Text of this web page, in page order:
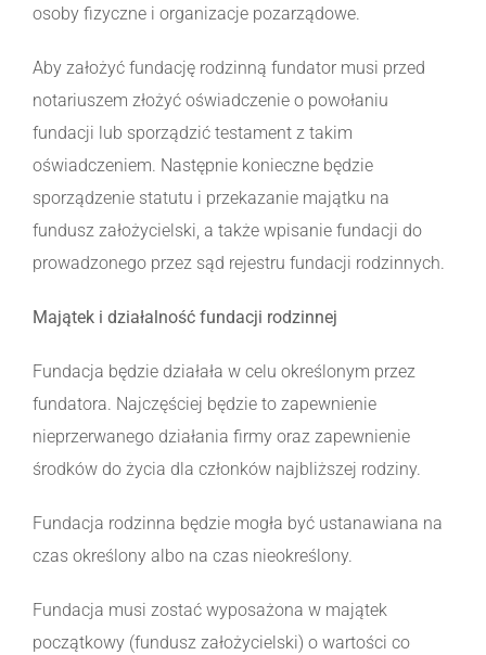
osoby fizyczne i organizacje pozarządowe.
Aby założyć fundację rodzinną fundator musi przed
notariuszem złożyć oświadczenie o powołaniu
fundacji lub sporządzić testament z takim
oświadczeniem. Następnie konieczne będzie
sporządzenie statutu i przekazanie majątku na
fundusz założycielski, a także wpisanie fundacji do
prowadzonego przez sąd rejestru fundacji rodzinnych.
Majątek i działalność fundacji rodzinnej
Fundacja będzie działała w celu określonym przez
fundatora. Najczęściej będzie to zapewnienie
nieprzerwanego działania firmy oraz zapewnienie
środków do życia dla członków najbliższej rodziny.
Fundacja rodzinna będzie mogła być ustanawiana na
czas określony albo na czas nieokreślony.
Fundacja musi zostać wyposażona w majątek
początkowy (fundusz założycielski) o wartości co